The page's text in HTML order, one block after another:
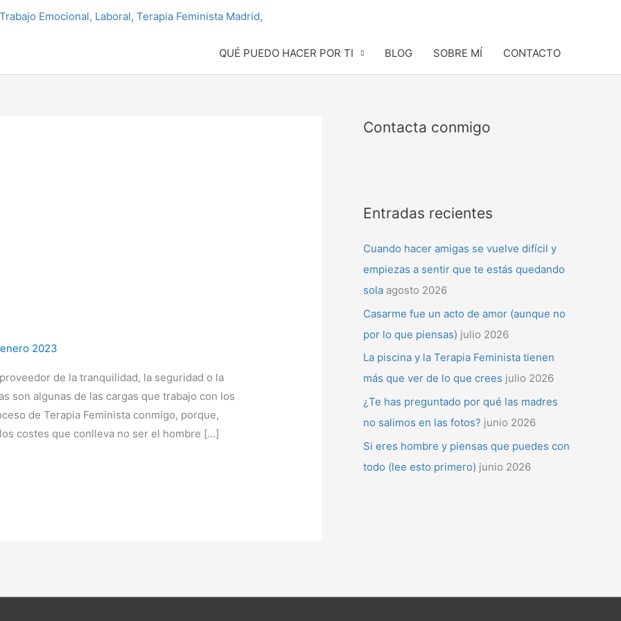
QUÉ PUEDO HACER POR TI BLOG SOBRE MÍ CONTACTO
enero 2023
de la tranquilidad, la seguridad o la
son algunas de las cargas que trabajo con los
de Terapia Feminista conmigo, porque,
costes que conlleva no ser el hombre […]
Contacta conmigo
Entradas recientes
Cuando hacer amigas se vuelve difícil y
empiezas a sentir que te estás quedando
sola agosto 2026
Casarme fue un acto de amor (aunque no
por lo que piensas) julio 2026
La piscina y la Terapia Feminista tienen
más que ver de lo que crees julio 2026
¿Te has preguntado por qué las madres
no salimos en las fotos? junio 2026
Si eres hombre y piensas que puedes con
todo (lee esto primero) junio 2026